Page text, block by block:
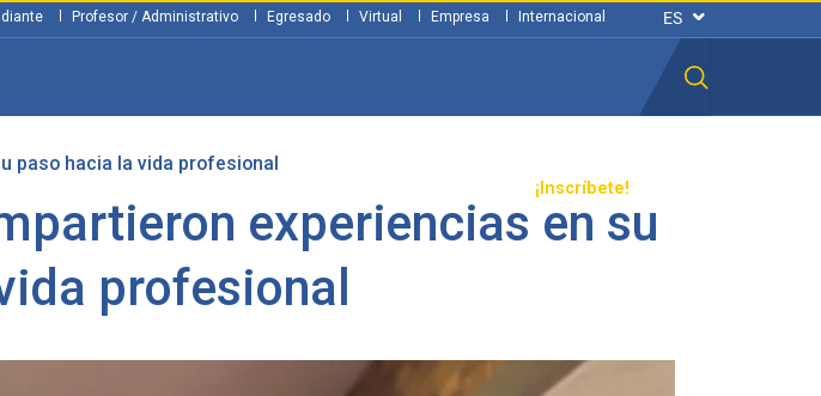
¡Inscríbete!
Profesor / Administrativo Egresado Virtual Empresa Internacional
paso hacia la vida profesional
experiencias en su
profesional